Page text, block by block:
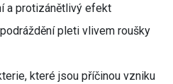
a protizánětlivý efekt
pleti vlivem roušky
které jsou příčinou vzniku